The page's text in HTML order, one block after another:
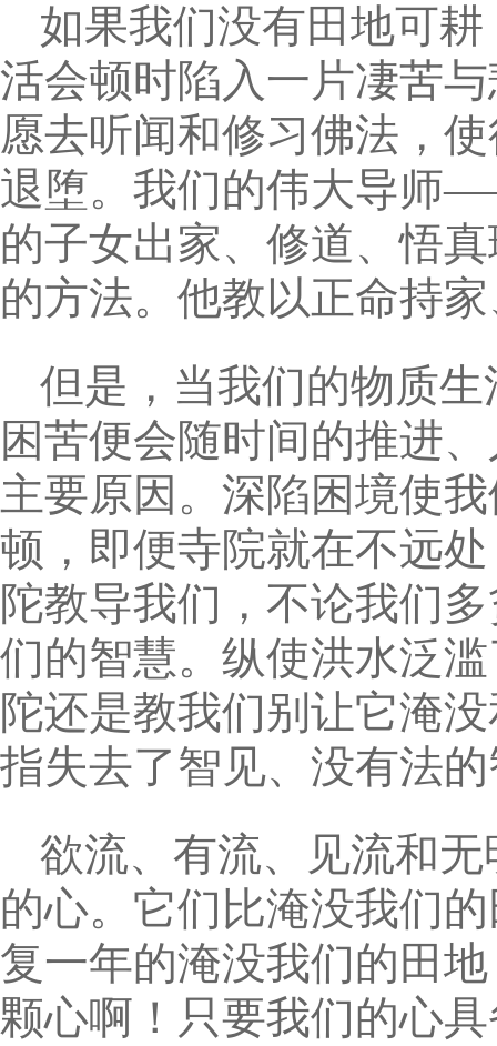
如果我们没有田地可
活会顿时陷入一片凄苦
愿去听闻和修习佛法，
退堕。我们的伟大导师
的子女出家、修道、悟
的方法。他教以正命持
但是，当我们的物质
困苦便会随时间的推进
主要原因。深陷困境使
顿，即便寺院就在不远
陀教导我们，不论我们
们的智慧。纵使洪水泛
陀还是教我们别让它淹
指失去了智见、没有法
欲流、有流、见流和
的心。它们比淹没我们
复一年的淹没我们的田
颗心啊！只要我们的心